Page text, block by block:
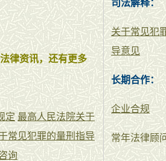
律资讯，还有更多
定 最高人民法院关于
常见犯罪的量刑指导
询
司法解释：
关于常见犯
导意见
长期合作：
企业合规
常年法律顾